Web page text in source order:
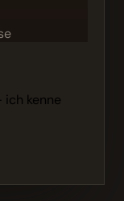
ich kenne